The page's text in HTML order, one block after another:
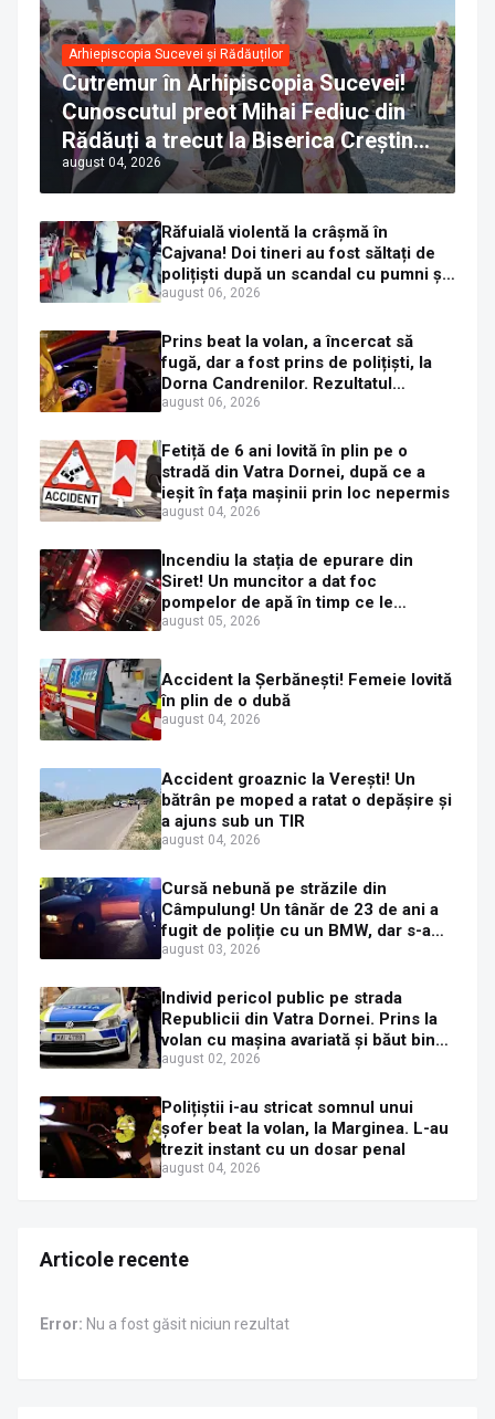
Arhiepiscopia Sucevei și Rădăuților
Cutremur în Arhipiscopia Sucevei!
Cunoscutul preot Mihai Fediuc din
Rădăuți a trecut la Biserica Creștină
Ortodoxă Valahă. ÎPS Calinic anunță
că îi pregătește judecata canonică
august 04, 2026
Răfuială violentă la crâșmă în
Cajvana! Doi tineri au fost săltați de
polițiști după un scandal cu pumni și
mașini distruse
august 06, 2026
Prins beat la volan, a încercat să
fugă, dar a fost prins de polițiști, la
Dorna Candrenilor. Rezultatul
etilotestului: 1,59 mg/l alcool pur în
august 06, 2026
Fetiță de 6 ani lovită în plin pe o
stradă din Vatra Dornei, după ce a
ieșit în fața mașinii prin loc nepermis
august 04, 2026
Incendiu la stația de epurare din
Siret! Un muncitor a dat foc
pompelor de apă în timp ce le
alimenta cu combustibil
august 05, 2026
Accident la Șerbănești! Femeie lovită
în plin de o dubă
august 04, 2026
Accident groaznic la Verești! Un
bătrân pe moped a ratat o depășire și
a ajuns sub un TIR
august 04, 2026
Cursă nebună pe străzile din
Câmpulung! Un tânăr de 23 de ani a
fugit de poliție cu un BMW, dar s-a
oprit într-un gard de pe strada
august 03, 2026
Individ pericol public pe strada
Republicii din Vatra Dornei. Prins la
volan cu mașina avariată și băut bine,
în plină zi
august 02, 2026
Polițiștii i-au stricat somnul unui
șofer beat la volan, la Marginea. L-au
trezit instant cu un dosar penal
august 04, 2026
Articole recente
Error: Nu a fost găsit niciun rezultat